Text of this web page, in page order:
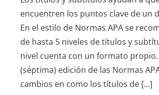
encuentren los puntos clave de un
En el estilo de Normas APA se
de hasta 5 niveles de títulos y
nivel cuenta con un formato propio.
(séptima) edición de las Normas
cambios en como los títulos de […]